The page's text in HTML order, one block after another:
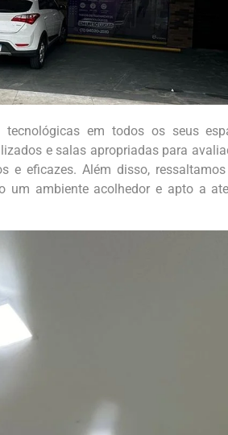
em todos os seus
e salas apropriadas para
e eficazes. Além disso,
um ambiente acolhedor e apto a